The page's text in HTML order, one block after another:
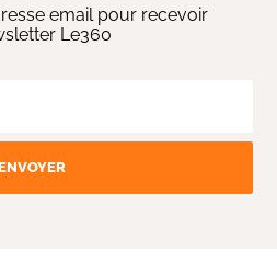
email pour recevoir
Le360